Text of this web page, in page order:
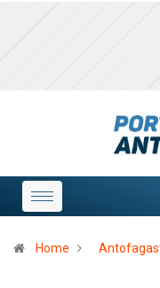
Home